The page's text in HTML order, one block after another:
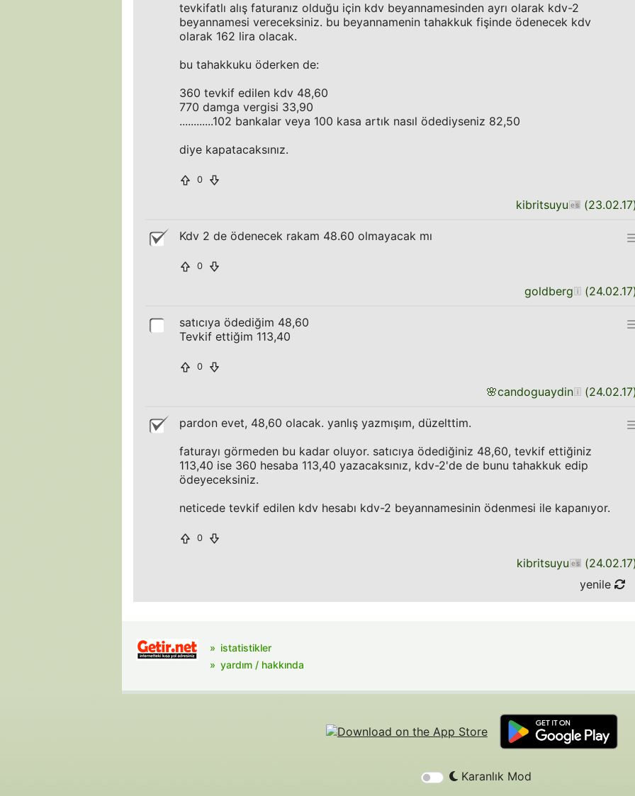
tevkifatlı alış faturanız olduğu için kdv beyannamesinden ayrı olarak kdv-2
beyannamesi vereceksiniz. bu beyannamenin tahakkuk fişinde ödenecek kdv
olarak 162 lira olacak.
bu tahakkuku öderken de:
360 tevkif edilen kdv 48,60
770 damga vergisi 33,90
............102 bankalar veya 100 kasa artık nasıl ödediyseniz 82,50
diye kapatacaksınız.
0
kibritsuyu (23.02.17
Kdv 2 de ödenecek rakam 48.60 olmayacak mı
0
goldberg (24.02.17
satıcıya ödediğim 48,60
Tevkif ettiğim 113,40
0
🌸candoguaydin (24.02.17
pardon evet, 48,60 olacak. yanlış yazmışım, düzelttim.
faturayı görmeden bu kadar oluyor. satıcıya ödediğiniz 48,60, tevkif ettiğiniz
113,40 ise 360 hesaba 113,40 yazacaksınız, kdv-2'de de bunu tahakkuk edip
ödeyeceksiniz.
neticede tevkif edilen kdv hesabı kdv-2 beyannamesinin ödenmesi ile kapanıyor.
0
kibritsuyu (24.02.17
yenile
istatistikler
yardım / hakkında
Karanlık Mod